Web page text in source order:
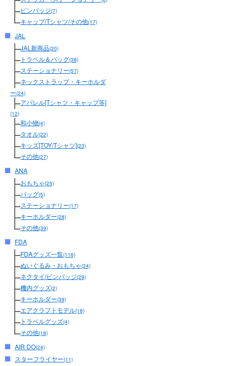
ピンバッジ(7)
キャップ/Tシャツ/その他(17)
JAL
JAL新商品(20)
トラベル＆バッグ(38)
ステーショナリー(57)
ネックストラップ・キーホルダ
ー(24)
アパレル[Tシャツ・キャップ等]
(12)
和小物(4)
タオル(22)
キッズ[TOY/Tシャツ](23)
その他(27)
ANA
おもちゃ(25)
バッグ(5)
ステーショナリー(17)
キーホルダー(28)
その他(39)
FDA
FDAグッズ一覧(116)
ぬいぐるみ・おもちゃ(24)
ネクタイ/ピンバッジ(29)
機内グッズ(2)
キーホルダー(39)
エアクラフトモデル(18)
トラベルグッズ(4)
その他(18)
AIR DO(24)
スターフライヤー(11)